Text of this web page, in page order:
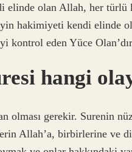
olan Allah, her türlü
hakimiyeti kendi elinde
kontrol eden Yüce
hangi
olması gerekir. Surenin
Allah’a, birbirlerine ve